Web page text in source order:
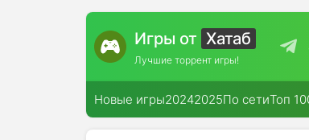
Игры от Хатаб
Лучшие торрент игры!
Новые игры20242025По сетиТоп